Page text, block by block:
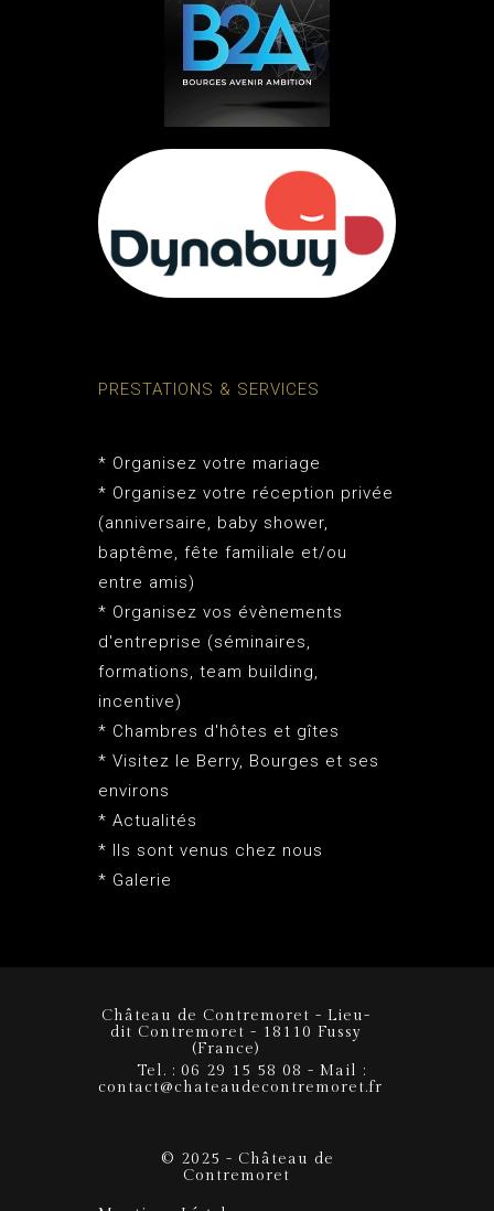
PRESTATIONS & SERVICES
* Organisez votre mariage
* Organisez votre réception privée
(anniversaire, baby shower,
baptême, fête familiale et/ou
entre amis)
* Organisez vos évènements
d'entreprise (séminaires,
formations, team building,
incentive)
* Chambres d'hôtes et gîtes
* Visitez le Berry, Bourges et ses
environs
* Actualités
* Ils sont venus chez nous
* Galerie
Château de Contremoret - Lieu-
dit Contremoret - 18110 Fussy
(France)
Tel. : 06 29 15 58 08 - Mail :
contact@chateaudecontremoret.fr
© 2025 - Château de
Contremoret